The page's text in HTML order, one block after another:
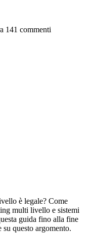
141 commenti
è legale? Come
multi livello e sistemi
guida fino alla fine
su questo argomento.